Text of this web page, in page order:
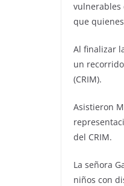
vulnerables
que
Al finalizar
un
(CRIM).
Asistieron
del CRIM.
La señora
niños con